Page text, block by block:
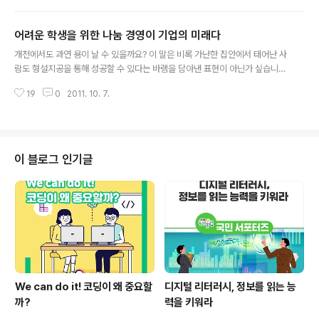
집어 9. 선뜻 내뱉는 사람 10. 이가 욱신거리다. 받아쓰기
하면 저학년만 생각을 하기 쉬운데, 6학년 아이의 받아쓰
기 시험입니다. 6학년 1학기 국어 셋째마당의 내용을 토대
국어 시간에 짧은 글 짓기도 많이 하고, 각 과목마다 필기도
어려운 학생을 위한 나눔 경영이 기업의 미래다
개천에서도 과연 용이 날 수 있을까요? 이 말은 비록 가난한 집안에서 태어난 사
람도 형설지공을 통해 성공할 수 있다는 바램을 담아낸 표현이 아닌가 싶습니
있어야 좋은 대학가서 성공한다는 말로 요즘 세태를 반영하고 있죠. 이런 문제
국 사회의 주요 이슈 중 하나는 교육 양극화 해소입니다. 사실 교육은 지난 수십
년간 사회 양극화를 해소할 수 있는 효과적인 수단으로 인식돼 왔지요. 계층 이
동의 사다리였던 것입..
19 0 2011. 10. 7.
이 블로그 인기글
We can do it! 코딩이 왜 중요할
까?
디지털 리터러시, 정보를 읽는 능
력을 키워라